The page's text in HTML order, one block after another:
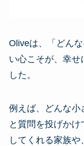
Oliveは、「どん
い心こそが、幸せ
した。
例えば、どんな小
と質問を投げか
してくれる家族や